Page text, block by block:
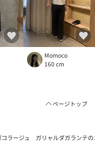
Momoco
160 cm
ページトップ
コラージュ ガリャルダガランテ